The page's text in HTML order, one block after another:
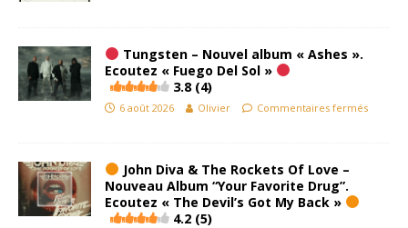
Tungsten – Nouvel album « Ashes ».
Ecoutez « Fuego Del Sol »
3.8 (4)
6 août 2026 Olivier Commentaires fermés
John Diva & The Rockets Of Love –
Nouveau Album “Your Favorite Drug”.
Ecoutez « The Devil’s Got My Back »
4.2 (5)